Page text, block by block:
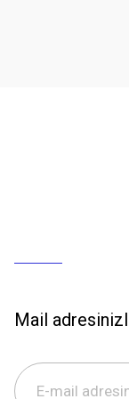
Mail